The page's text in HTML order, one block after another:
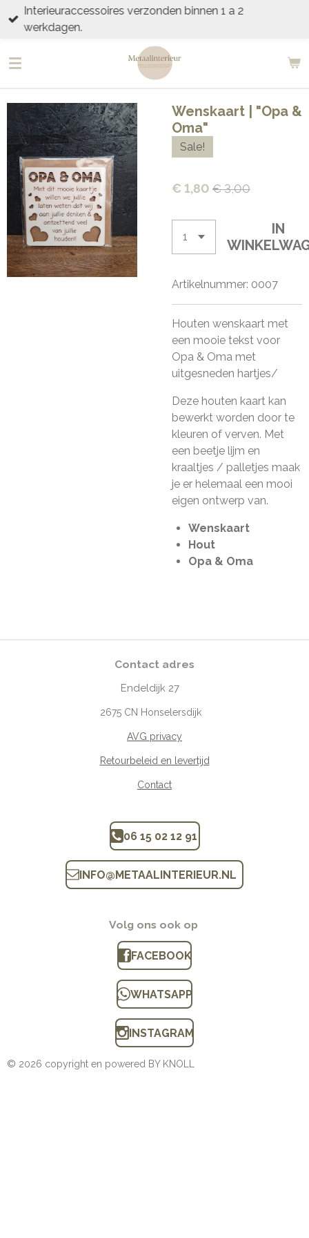
Ga
direct
de
Interieuraccessoires verzonden binnen 1 a 2
werkdagen.
Wenskaart | "Opa &
Oma"
Sale!
€ 1,80 € 3,00
IN
Artikelnummer: 0007
Houten wenskaart met
een mooie tekst voor
Opa & Oma met
uitgesneden hartjes/
Deze houten kaart kan
bewerkt worden door te
kleuren of verven. Met
een beetje lijm en
kraaltjes / palletjes maak
je er helemaal een mooi
eigen ontwerp van.
Wenskaart
Hout
Opa & Oma
Contact adres
Endeldijk 27
2675 CN Honselersdijk
AVG privacy
Retourbeleid en levertijd
Contact
06 15 02 12 91
INFO@METAALINTERIEUR.NL
Volg ons ook op
FACEBOOK
WHATSAPP
INSTAGRAM
© 2026 copyright en powered BY KNOLL